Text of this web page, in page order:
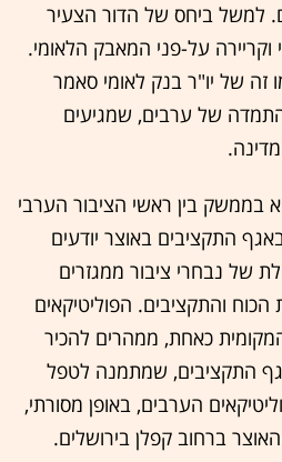
למשל ביחס של הדור הצעיר
על-פני המאבק הלאומי.
זה של יו"ר בנק לאומי סאמר
של ערבים, שמגיעים
בממשק בין ראשי הציבור הערבי
התקציבים באוצר יודעים
של נבחרי ציבור ממגזרים
והתקציבים. הפוליטיקאים
כאחת, ממהרים להכיר
התקציבים, שמתמנה לטפל
הערבים, באופן מסורתי,
ברחוב קפלן בירושלים.